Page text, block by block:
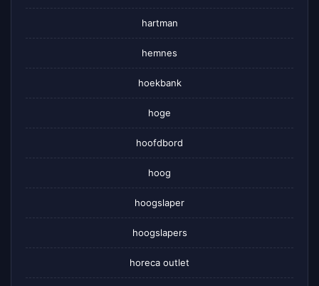
hartman
hemnes
hoekbank
hoge
hoofdbord
hoog
hoogslaper
hoogslapers
horeca outlet